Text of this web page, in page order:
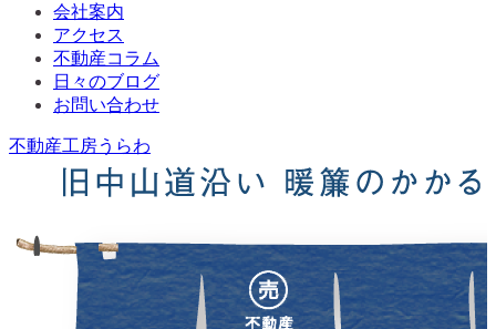
会社案内
アクセス
不動産コラム
日々のブログ
お問い合わせ
不動産工房うらわ